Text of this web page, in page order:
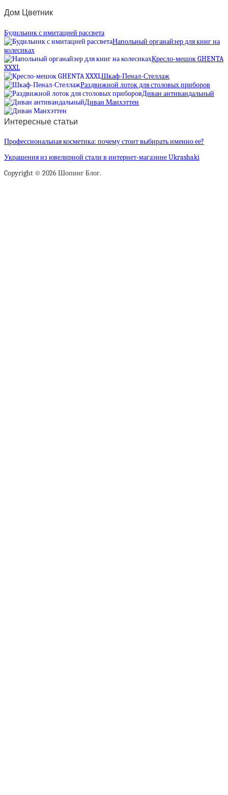
Дом Цветник
Будильник с имитацией рассвета
Напольный органайзер для книг на
колесиках
Кресло-мешок GHENTA
XXXL
Шкаф-Пенал-Стеллаж
Раздвижной лоток для столовых приборов
Диван антивандальный
Диван Манхэттен
Интересные статьи
Профессиональная косметика: почему стоит выбирать именно ее?
Украшения из ювелирной стали в интернет-магазине Ukrashaki
Copyright © 2026 Шопинг Блог.